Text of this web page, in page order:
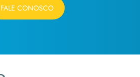
FALE CONOSCO